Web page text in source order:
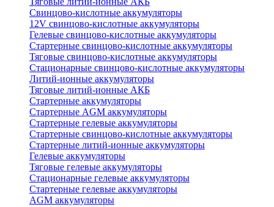
Свинцово-кислотные аккумуляторы
12V свинцово-кислотные аккумуляторы
Гелевые свинцово-кислотные аккумуляторы
Стартерные свинцово-кислотные аккумуляторы
Тяговые свинцово-кислотные аккумуляторы
Стационарные свинцово-кислотные аккумуляторы
Литий-ионные аккумуляторы
Тяговые литий-ионные АКБ
Стартерные аккумуляторы
Стартерные AGM аккумуляторы
Стартерные гелевые аккумуляторы
Стартерные свинцово-кислотные аккумуляторы
Стартерные литий-ионные аккумуляторы
Гелевые аккумуляторы
Тяговые гелевые аккумуляторы
Стационарные гелевые аккумуляторы
Стартерные гелевые аккумуляторы
AGM аккумуляторы